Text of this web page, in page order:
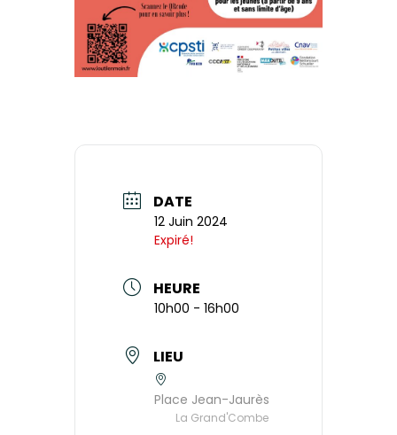
DATE
12 Juin 2024
Expiré!
HEURE
10h00 - 16h00
LIEU
Place Jean-Jaurès
La Grand'Combe